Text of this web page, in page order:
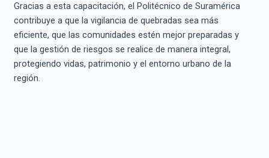
Gracias a esta capacitación, el Politécnico de Suramérica
contribuye a que la vigilancia de quebradas sea más
eficiente, que las comunidades estén mejor preparadas y
que la gestión de riesgos se realice de manera integral,
protegiendo vidas, patrimonio y el entorno urbano de la
región.